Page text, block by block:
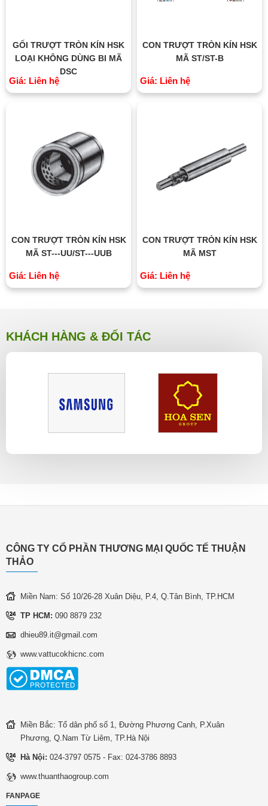
GỐI TRƯỢT TRÒN KÍN HSK
LOẠI KHÔNG DÙNG BI MÃ
DSC
Giá: Liên hệ
CON TRƯỢT TRÒN KÍN HSK
MÃ ST/ST-B
Giá: Liên hệ
CON TRƯỢT TRÒN KÍN HSK
MÃ ST---UU/ST---UUB
Giá: Liên hệ
CON TRƯỢT TRÒN KÍN HSK
MÃ MST
Giá: Liên hệ
KHÁCH HÀNG & ĐỐI TÁC
CÔNG TY CỔ PHẦN THƯƠNG MẠI QUỐC TẾ THUẬN
THẢO
Miền Nam: Số 10/26-28 Xuân Diệu, P.4, Q.Tân Bình, TP.HCM
TP HCM: 090 8879 232
dhieu89.it@gmail.com
www.vattucokhicnc.com
Miền Bắc: Tổ dân phố số 1, Đường Phương Canh, P.Xuân
Phương, Q.Nam Từ Liêm, TP.Hà Nội
Hà Nội: 024-3797 0575 - Fax: 024-3786 8893
www.thuanthaogroup.com
FANPAGE